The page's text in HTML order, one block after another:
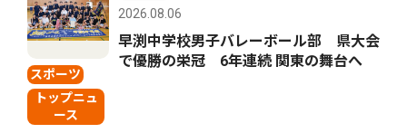
スポーツ
トップニュ
ース
2026.08.06
早渕中学校男子バレーボール部 県大会
で優勝の栄冠 6年連続 関東の舞台へ